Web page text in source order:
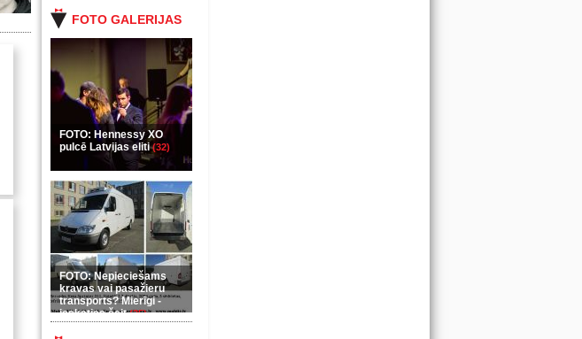
FOTO GALERIJAS
FOTO: Hennessy XO
pulcē Latvijas eliti(32)
FOTO: Nepieciešams
kravas vai pasažieru
transports? Mierīgi -
ieskaties šeit(35)